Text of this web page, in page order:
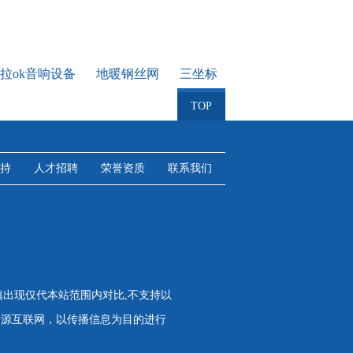
ok音响设备 地暖钢丝网 三坐标
TOP
人才招聘 荣誉资质 联系我们
现仅代本站范围内对比,不支持以
互联网，以传播信息为目的进行